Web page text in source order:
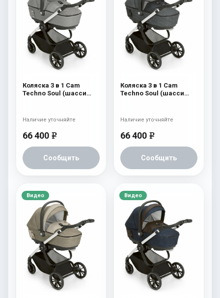
Коляска 3 в 1 Cam
Techno Soul (шасси
66 400 e
Сообщить
Наличие уточняйте
Коляска 3 в 1 Cam
Techno Soul (шасси
66 400 e
Сообщить
Наличие уточняйте
Видео Видео